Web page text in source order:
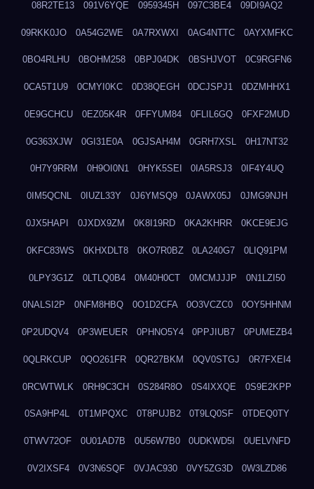
08R2TE13 091V6YQE 0959345H 097C3BE4 09DI9AQ2
09RKK0JO 0A54G2WE 0A7RXWXI 0AG4NTTC 0AYXMFKC
0BO4RLHU 0BOHM258 0BPJ04DK 0BSHJVOT 0C9RGFN6
0CA5T1U9 0CMYI0KC 0D38QEGH 0DCJSPJ1 0DZMHHX1
0E9GCHCU 0EZ05K4R 0FFYUM84 0FLIL6GQ 0FXF2MUD
0G363XJW 0GI31E0A 0GJSAH4M 0GRH7XSL 0H17NT32
0H7Y9RRM 0H9OI0N1 0HYK5SEI 0IA5RSJ3 0IF4Y4UQ
0IM5QCNL 0IUZL33Y 0J6YMSQ9 0JAWX05J 0JMG9NJH
0JX5HAPI 0JXDX9ZM 0K8I19RD 0KA2KHRR 0KCE9EJG
0KFC83WS 0KHXDLT8 0KO7R0BZ 0LA240G7 0LIQ91PM
0LPY3G1Z 0LTLQ0B4 0M40H0CT 0MCMJJJP 0N1LZI50
0NALSI2P 0NFM8HBQ 0O1D2CFA 0O3VCZC0 0OY5HHNM
0P2UDQV4 0P3WEUER 0PHNO5Y4 0PPJIUB7 0PUMEZB4
0QLRKCUP 0QO261FR 0QR27BKM 0QV0STGJ 0R7FXEI4
0RCWTWLK 0RH9C3CH 0S284R8O 0S4IXXQE 0S9E2KPP
0SA9HP4L 0T1MPQXC 0T8PUJB2 0T9LQ0SF 0TDEQ0TY
0TWV72OF 0U01AD7B 0U56W7B0 0UDKWD5I 0UELVNFD
0V2IXSF4 0V3N6SQF 0VJAC930 0VY5ZG3D 0W3LZD86